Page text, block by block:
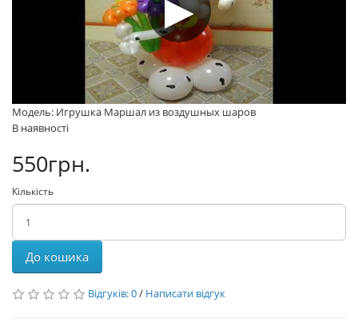
Модель: Игрушка Маршал из воздушных шаров
В наявності
550грн.
Кількість
До кошика
Відгуків: 0/ Написати відгук